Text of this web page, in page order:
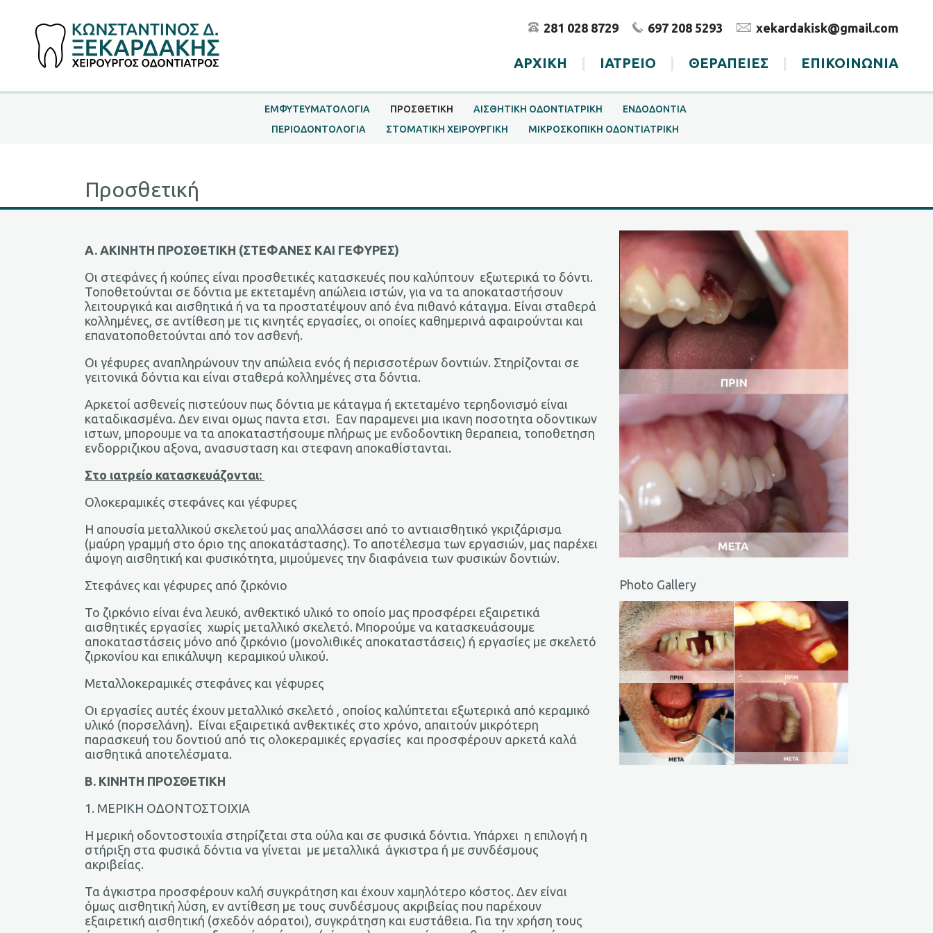
281 028 8729 697 208 5293 xekardakisk@gmail.com
ΑΡΧΙΚΗ ΙΑΤΡΕΙΟ ΘΕΡΑΠΕΙΕΣ ΕΠΙΚΟΙΝΩΝΙΑ
ΕΜΦΥΤΕΥΜΑΤΟΛΟΓΙΑ ΠΡΟΣΘΕΤΙΚΗ ΑΙΣΘΗΤΙΚΗ ΟΔΟΝΤΙΑΤΡΙΚΗ
ΕΝΔΟΔΟΝΤΙΑ
ΠΕΡΙΟΔΟΝΤΟΛΟΓΙΑ
ΣΤΟΜΑΤΙΚΗ ΧΕΙΡΟΥΡΓΙΚΗ ΜΙΚΡΟΣΚΟΠΙΚΗ ΟΔΟΝΤΙΑΤΡΙΚΗ
Προσθετική
A. ΑΚΙΝΗΤΗ ΠΡΟΣΘΕΤΙΚΗ (ΣΤΕΦΑΝΕΣ ΚΑΙ ΓΕΦΥΡΕΣ)
Οι στεφάνες ή κούπες είναι προσθετικές κατασκευές που καλύπτουν εξωτερικά το δόντι.
Τοποθετούνται σε δόντια με εκτεταμένη απώλεια ιστών, για να τα αποκαταστήσουν
λειτουργικά και αισθητικά ή να τα προστατέψουν από ένα πιθανό κάταγμα. Είναι σταθερά
κολλημένες, σε αντίθεση με τις κινητές εργασίες, οι οποίες καθημερινά αφαιρούνται και
επανατοποθετούνται από τον ασθενή.
Οι γέφυρες αναπληρώνουν την απώλεια ενός ή περισσοτέρων δοντιών. Στηρίζονται σε
γειτονικά δόντια και είναι σταθερά κολλημένες στα δόντια.
Αρκετοί ασθενείς πιστεύουν πως δόντια με κάταγμα ή εκτεταμένο τερηδονισμό είναι
καταδικασμένα. Δεν ειναι ομως παντα ετσι. Εαν παραμενει μια ικανη ποσοτητα οδοντικων
ιστων, μπορουμε να τα αποκαταστήσουμε πλήρως με ενδοδοντικη θεραπεια, τοποθετηση
ενδορριζικου αξονα, ανασυσταση και στεφανη αποκαθίστανται.
Στο ιατρείο κατασκευάζονται:
Ολοκεραμικές στεφάνες και γέφυρες
Η απουσία μεταλλικού σκελετού μας απαλλάσσει από το αντιαισθητικό γκριζάρισμα
(μαύρη γραμμή στο όριο της αποκατάστασης). Το αποτέλεσμα των εργασιών, μας παρέχει
άψογη αισθητική και φυσικότητα, μιμούμενες την διαφάνεια των φυσικών δοντιών.
Στεφάνες και γέφυρες από ζιρκόνιο
Το ζιρκόνιο είναι ένα λευκό, ανθεκτικό υλικό το οποίο μας προσφέρει εξαιρετικά
αισθητικές εργασίες χωρίς μεταλλικό σκελετό. Μπορούμε να κατασκευάσουμε
αποκαταστάσεις μόνο από ζιρκόνιο (μονολιθικές αποκαταστάσεις) ή εργασίες με σκελετό
ζιρκονίου και επικάλυψη κεραμικού υλικού.
Μεταλλοκεραμικές στεφάνες και γέφυρες
Οι εργασίες αυτές έχουν μεταλλικό σκελετό , οποίος καλύπτεται εξωτερικά από κεραμικό
υλικό (πορσελάνη). Είναι εξαιρετικά ανθεκτικές στο χρόνο, απαιτούν μικρότερη
παρασκευή του δοντιού από τις ολοκεραμικές εργασίες και προσφέρουν αρκετά καλά
αισθητικά αποτελέσματα.
B. ΚΙΝΗΤΗ ΠΡΟΣΘΕΤΙΚΗ
1. ΜΕΡΙΚΗ ΟΔΟΝΤΟΣΤΟΙΧΙΑ
Η μερική οδοντοστοιχία στηρίζεται στα ούλα και σε φυσικά δόντια. Υπάρχει η επιλογή η
στήριξη στα φυσικά δόντια να γίνεται με μεταλλικά άγκιστρα ή με συνδέσμους
ακριβείας.
Τα άγκιστρα προσφέρουν καλή συγκράτηση και έχουν χαμηλότερο κόστος. Δεν είναι
όμως αισθητική λύση, εν αντίθεση με τους συνδέσμους ακριβείας που παρέχουν
εξαιρετική αισθητική (σχεδόν αόρατοι), συγκράτηση και ευστάθεια. Για την χρήση τους
Photo Gallery